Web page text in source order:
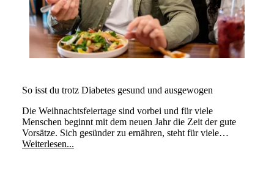
So isst du trotz Diabetes gesund und ausgewogen
Die Weihnachtsfeiertage sind vorbei und für viele
Menschen beginnt mit dem neuen Jahr die Zeit der gute
Vorsätze. Sich gesünder zu ernähren, steht für viele
Menschen dann ganz oben auf der Prioritätenliste. Essen
Weiterlesen...